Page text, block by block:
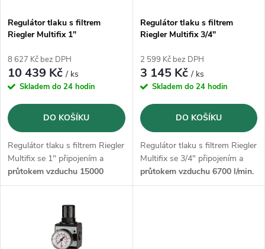
p
r
o
d
u
k
s
p
r
o
d
u
k
Regulátor tlaku s filtrem
Riegler Multifix 1"
8 627 Kč bez DPH
10 439 Kč/ ks
Skladem do 24 hodin
DO KOŠÍKU
Regulátor tlaku s filtrem Riegler
Multifix se 1" připojením a
průtokem vzduchu 15000
l/min.
Regulátor tlaku s filtrem
Riegler Multifix 3/4"
2 599 Kč bez DPH
3 145 Kč/ ks
Skladem do 24 hodin
DO KOŠÍKU
Regulátor tlaku s filtrem Riegler
Multifix se 3/4" připojením a
průtokem vzduchu 6700 l/min.